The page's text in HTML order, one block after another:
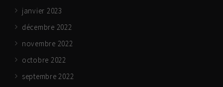
janvier 2023
décembre 2022
novembre 2022
octobre 2022
septembre 2022